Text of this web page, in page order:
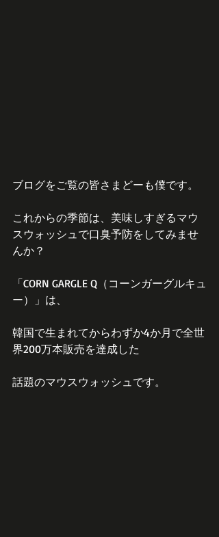
ブログをご覧の皆さまどーも僕です。
これからの季節は、美味しすぎるマウ
スウォッシュで口臭予防をしてみませ
んか？
「CORN GARGLE Q（コーンガーグルキュ
ー）」は、
韓国で生まれてからわずか4か月で全世
界200万本販売を達成した
話題のマウスウォッシュです。